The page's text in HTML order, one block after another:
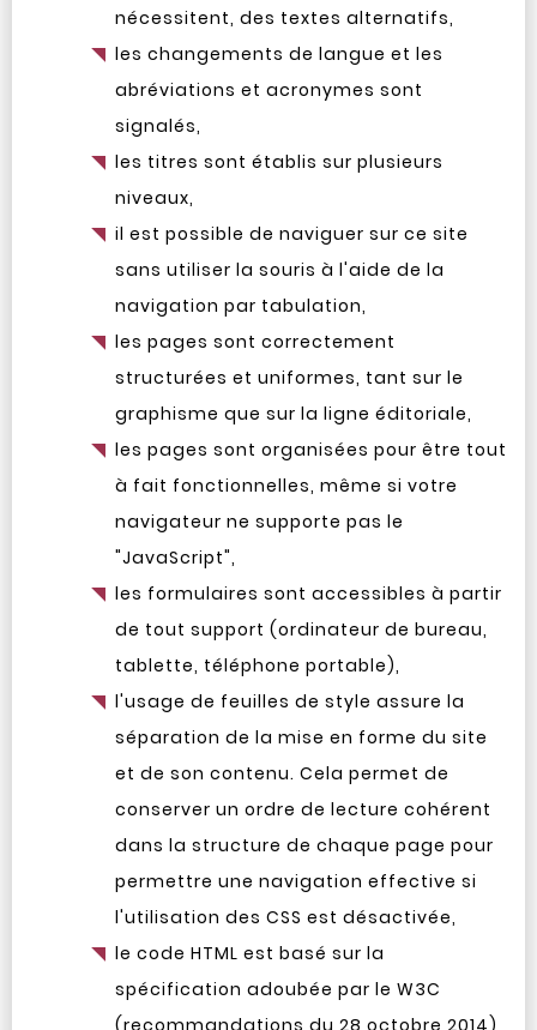
nécessitent, des textes alternatifs,
les changements de langue et les
abréviations et acronymes sont
signalés,
les titres sont établis sur plusieurs
niveaux,
il est possible de naviguer sur ce site
sans utiliser la souris à l'aide de la
navigation par tabulation,
les pages sont correctement
structurées et uniformes, tant sur le
graphisme que sur la ligne éditoriale,
les pages sont organisées pour être tout
à fait fonctionnelles, même si votre
navigateur ne supporte pas le
"JavaScript",
les formulaires sont accessibles à partir
de tout support (ordinateur de bureau,
tablette, téléphone portable),
l'usage de feuilles de style assure la
séparation de la mise en forme du site
et de son contenu. Cela permet de
conserver un ordre de lecture cohérent
dans la structure de chaque page pour
permettre une navigation effective si
l'utilisation des CSS est désactivée,
le code HTML est basé sur la
spécification adoubée par le W3C
(recommandations du 28 octobre 2014)